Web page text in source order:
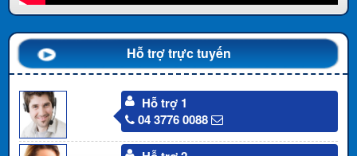
Hỗ trợ trực tuyến
Hỗ trợ 1
04 3776 0088